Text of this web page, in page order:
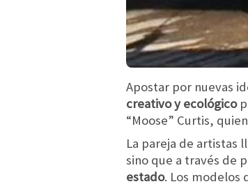
Apostar por nuevas
creativo y ecológico
“Moose” Curtis,
La pareja de artistas
sino que a través de
estado. Los modelos